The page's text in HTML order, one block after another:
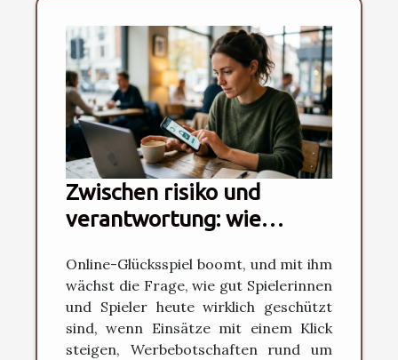
Zwischen risiko und
verantwortung: wie
zeitalter funktioniert
Online-Glücksspiel boomt, und mit ihm
wächst die Frage, wie gut Spielerinnen
und Spieler heute wirklich geschützt
sind, wenn Einsätze mit einem Klick
steigen, Werbebotschaften rund um